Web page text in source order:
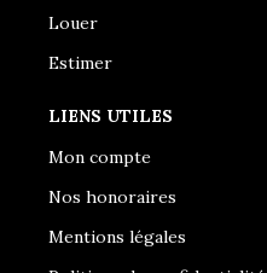
Louer
Estimer
LIENS UTILES
Mon compte
Nos honoraires
Mentions légales